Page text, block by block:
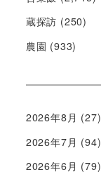
蔵探訪 (250)
農園 (933)
2026年8月 (27)
2026年7月 (94)
2026年6月 (79)